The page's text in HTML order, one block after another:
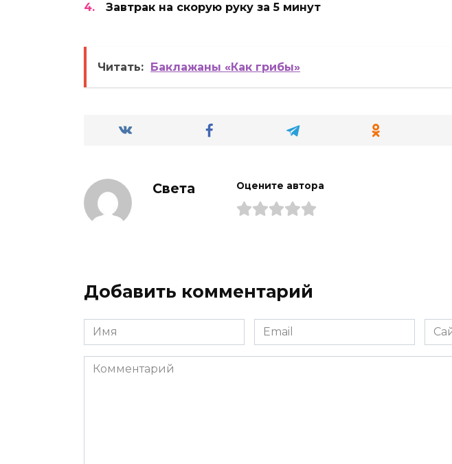
Завтрак на скорую руку за 5 минут
Читать: Баклажаны «Как грибы»
Света Оцените автора
Добавить комментарий
Имя
*
Email
*
Сайт
Комментарий